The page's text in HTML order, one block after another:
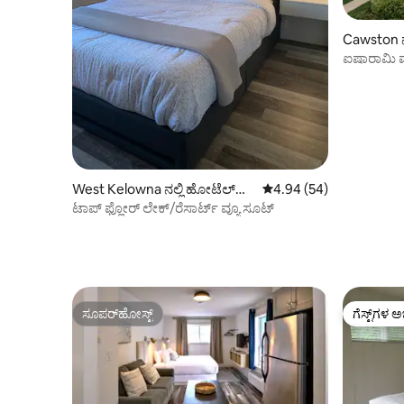
West Kelowna ನಲ್ಲಿ ಹೋಟೆಲ್
ರೂಮ್
5 ರಲ್ಲಿ 4.94 ಸರಾಸರಿ
4.94 (54)
ಟಾಪ್ ಫ್ಲೋರ್ ಲೇಕ್/ರೆಸಾರ್ಟ್ ವ್ಯೂ ಸೂಟ್
ಐಷಾರಾಮಿ
ಸೂಪರ್‌ಹೋಸ್ಟ್
ಸೂಪರ್‌ಹೋಸ್ಟ್ ಗೆಸ್ಟ್‌ಗಳ
ಗೆಸ್ಟ್‌ಗಳ